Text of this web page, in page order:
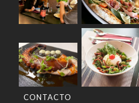
CONTACTO